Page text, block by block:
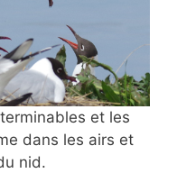
et les
dans les airs et
nid.